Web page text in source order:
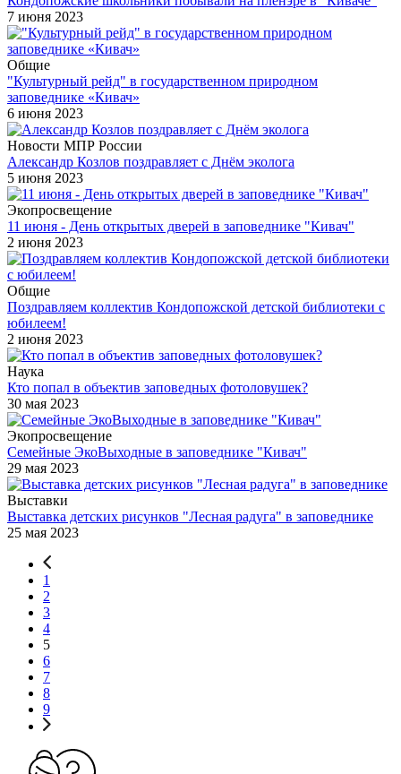
7 июня 2023
Общие
"Культурный рейд" в государственном природном
заповеднике «Кивач»
6 июня 2023
Новости МПР России
Александр Козлов поздравляет с Днём эколога
5 июня 2023
Экопросвещение
11 июня - День открытых дверей в заповеднике "Кивач"
2 июня 2023
Общие
Поздравляем коллектив Кондопожской детской библиотеки с
юбилеем!
2 июня 2023
Наука
Кто попал в объектив заповедных фотоловушек?
30 мая 2023
Экопросвещение
Семейные ЭкоВыходные в заповеднике "Кивач"
29 мая 2023
Выставки
Выставка детских рисунков "Лесная радуга" в заповеднике
25 мая 2023
1
2
3
4
5
6
7
8
9